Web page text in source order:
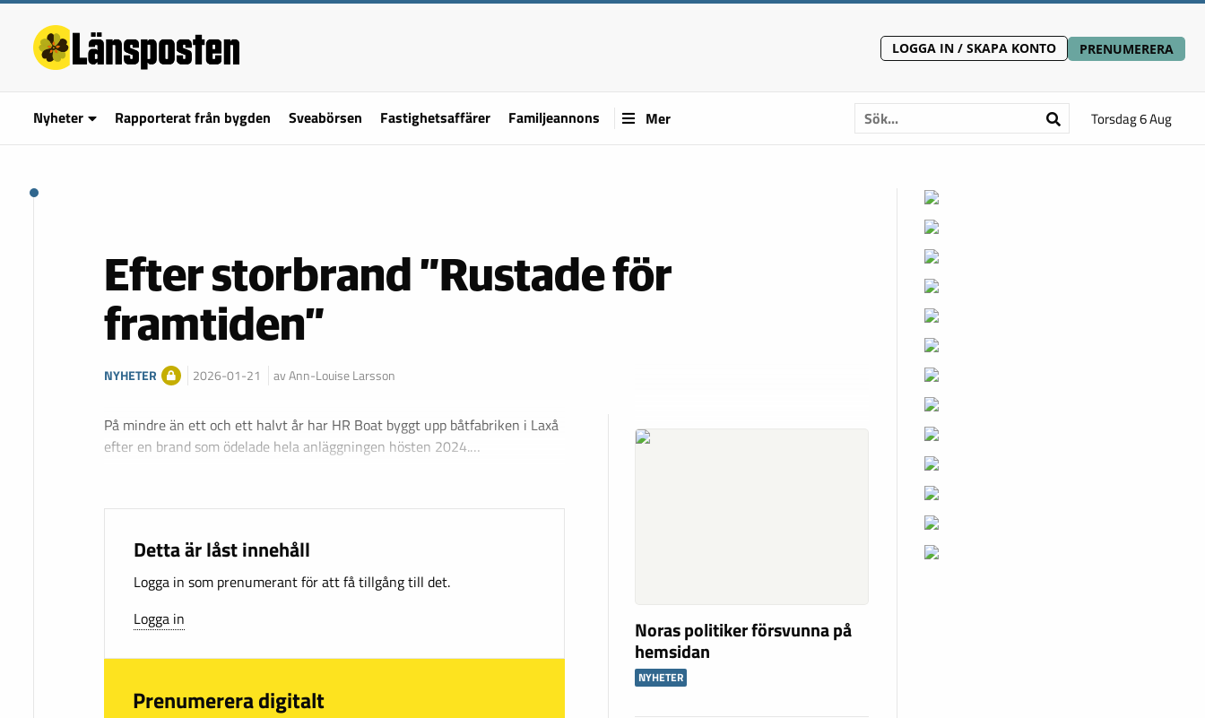
LOGGA IN / SKAPA KONTO PRENUMERERA
Nyheter Rapporterat från bygden Sveabörsen Fastighetsaffärer Familjeannons Mer Torsdag 6 Aug
Efter storbrand ”Rustade för
framtiden”
NYHETER 2026-01-21 av Ann-Louise Larsson
På mindre än ett och ett halvt år har HR Boat byggt upp båtfabriken i Laxå
efter en brand som ödelade hela anläggningen hösten 2024.…
Detta är låst innehåll
Logga in som prenumerant för att få tillgång till det.
Logga in
Prenumerera digitalt
Noras politiker försvunna på
hemsidan
NYHETER